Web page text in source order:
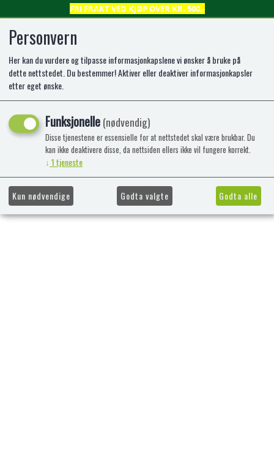
FRI FRAKT VED KJØP OVER KR. 500,-
0
Kunne ikke finne produktet
Forside
Personvern
Her kan du vurdere og tilpasse informasjonkapslene vi ønsker å bruke på
dette nettstedet. Du bestemmer! Aktiver eller deaktiver informasjonkapsler
etter eget ønske.
Funksjonelle(nødvendig)
Disse tjenestene er essensielle for at nettstedet skal være brukbar. Du
kan ikke deaktivere disse, da nettsiden ellers ikke vil fungere korrekt.
↓ 1tjeneste
Kun nødvendige Godta valgte Godta alle